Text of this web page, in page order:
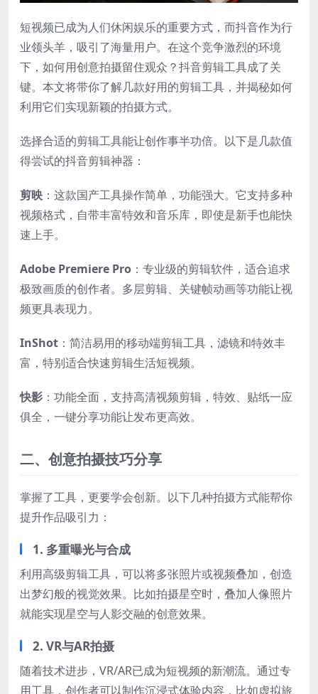
短视频已成为人们休闲娱乐的重要方式，而抖音作为行
业领头羊，吸引了海量用户。在这个竞争激烈的环境
下，如何用创意拍摄留住观众？抖音剪辑工具成了关
键。本文将带你了解几款好用的剪辑工具，并揭秘如何
利用它们实现新颖的拍摄方式。
选择合适的剪辑工具能让创作事半功倍。以下是几款值
得尝试的抖音剪辑神器：
剪映 ：这款国产工具操作简单，功能强大。它支持多种
视频格式，自带丰富特效和音乐库，即使是新手也能快
速上手。
Adobe Premiere Pro ：专业级的剪辑软件，适合追求
极致画质的创作者。多层剪辑、关键帧动画等功能让视
频更具表现力。
InShot ：简洁易用的移动端剪辑工具，滤镜和特效丰
富，特别适合快速剪辑生活短视频。
快影 ：功能全面，支持高清视频剪辑，特效、贴纸一应
俱全，一键分享功能让发布更高效。
二、创意拍摄技巧分享
掌握了工具，更要学会创新。以下几种拍摄方式能帮你
提升作品吸引力：
1. 多重曝光与合成
利用高级剪辑工具，可以将多张照片或视频叠加，创造
出梦幻般的视觉效果。比如拍摄星空时，叠加人像照片
就能实现星空与人影交融的创意效果。
2. VR与AR拍摄
随着技术进步，VR/AR已成为短视频的新潮流。通过专
用工具，创作者可以制作沉浸式体验内容，比如虚拟旅